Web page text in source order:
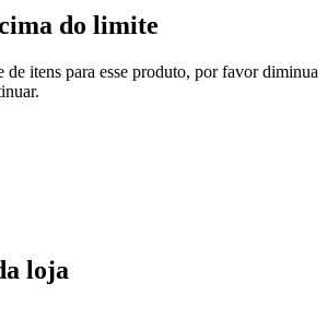
do limite
itens para esse produto, por favor diminua
loja